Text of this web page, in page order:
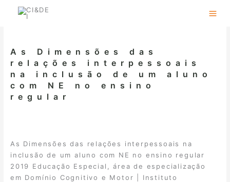
As Dimensões das
relações interpessoais
na inclusão de um aluno
com NE no ensino
regular
As Dimensões das relações interpessoais na
inclusão de um aluno com NE no ensino regular
2019 Educação Especial, área de especialização
em Domínio Cognitivo e Motor | Instituto